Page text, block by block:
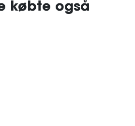
købte også